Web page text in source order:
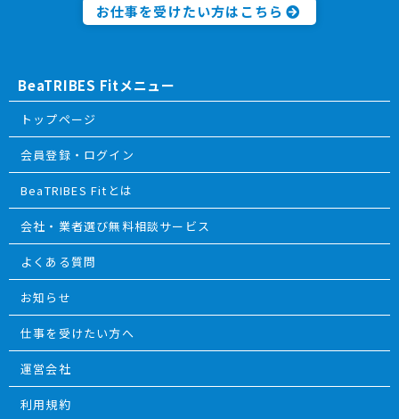
お仕事を受けたい方はこちら
BeaTRIBES Fitメニュー
トップページ
会員登録・ログイン
BeaTRIBES Fitとは
会社・業者選び無料相談サービス
よくある質問
お知らせ
仕事を受けたい方へ
運営会社
利用規約